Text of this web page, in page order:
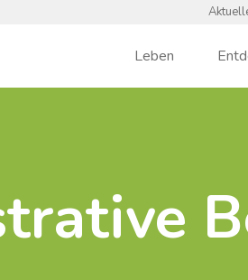
Leben